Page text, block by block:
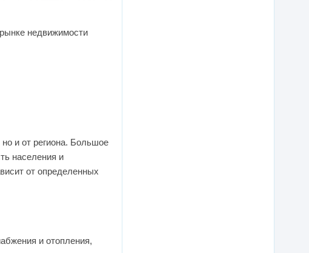
недвижимости
и от региона. Большое
населения и
от определенных
и отопления,